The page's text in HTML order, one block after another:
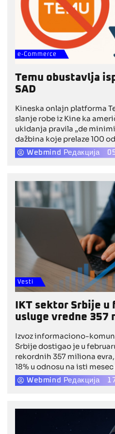
e-Commerce
Temu obustavlja
SAD
Kineska onlajn platforma
slanje robe iz Kine ka
ukidanja pravila „de
dažbina koje prelaze 100
oslanja isključivo na lokalne
Webmind Редакција
Vesti
IKT sektor Srbije
usluge vredne 357
Izvoz informaciono-
Srbije dostigao je u
rekordnih 357 miliona
18% u odnosu na isti
je izvoz iznosio 302 miliona
Kancelarija za IT i eUpravu.
Webmind Редакција